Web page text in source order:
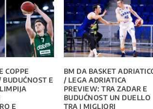
COPPE
E
E
BM DA BASKET
/ LEGA ADRIATICA
PREVIEW: TRA ZADAR E
BUDUĆNOST UN DUELLO
TRA I MIGLIORI